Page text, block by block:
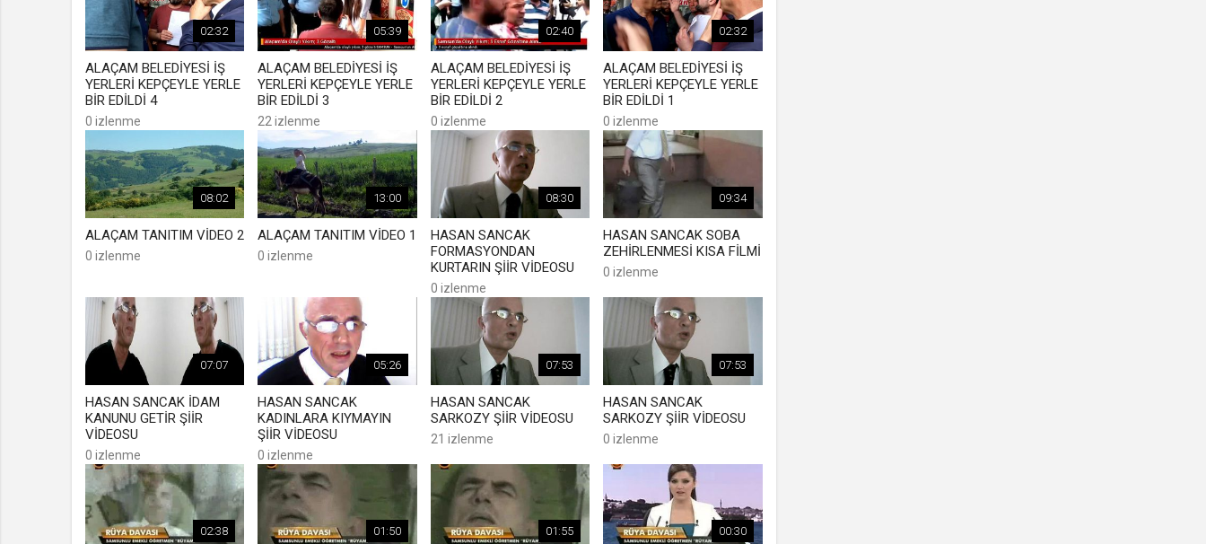
02:32
ALAÇAM BELEDİYESİ İŞ
YERLERİ KEPÇEYLE YERLE
BİR EDİLDİ 4
0 izlenme
05:39
ALAÇAM BELEDİYESİ İŞ
YERLERİ KEPÇEYLE YERLE
BİR EDİLDİ 3
22 izlenme
02:40
ALAÇAM BELEDİYESİ İŞ
YERLERİ KEPÇEYLE YERLE
BİR EDİLDİ 2
0 izlenme
02:32
ALAÇAM BELEDİYESİ İŞ
YERLERİ KEPÇEYLE YERLE
BİR EDİLDİ 1
0 izlenme
08:02
ALAÇAM TANITIM VİDEO 2
0 izlenme
13:00
ALAÇAM TANITIM VİDEO 1
0 izlenme
08:30
HASAN SANCAK
FORMASYONDAN
KURTARIN ŞİİR VİDEOSU
0 izlenme
09:34
HASAN SANCAK SOBA
ZEHİRLENMESİ KISA FİLMİ
0 izlenme
07:07
HASAN SANCAK İDAM
KANUNU GETİR ŞİİR
VİDEOSU
0 izlenme
05:26
HASAN SANCAK
KADINLARA KIYMAYIN
ŞİİR VİDEOSU
0 izlenme
07:53
HASAN SANCAK
SARKOZY ŞİİR VİDEOSU
21 izlenme
07:53
HASAN SANCAK
SARKOZY ŞİİR VİDEOSU
0 izlenme
02:38 01:50 01:55 00:30